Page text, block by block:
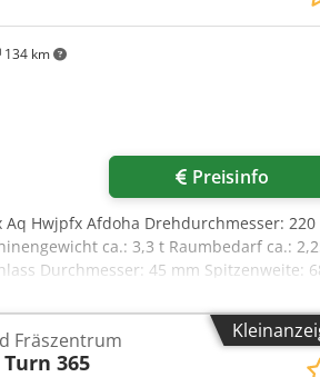
134 km
Preisinfo
Aq Hwjpfx Afdoha Drehdurchmesser: 220
ca.: 3,3 t Raumbedarf ca.:
Durchmesser: 45 mm Spitzenweite:
Z-Achse ): 310 mm Spindeldrehzahlen: 0-
Fräszentrum
Turn 365